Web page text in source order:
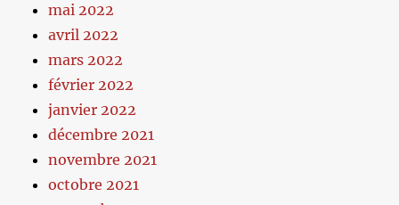
mai 2022
avril 2022
mars 2022
février 2022
janvier 2022
décembre 2021
novembre 2021
octobre 2021